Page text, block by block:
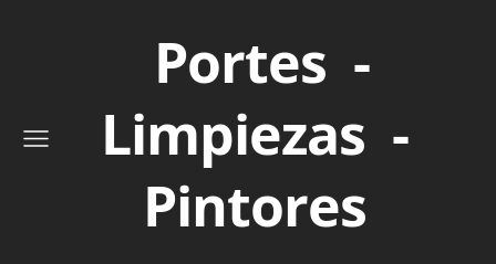
Portes -
Limpiezas -
Pintores